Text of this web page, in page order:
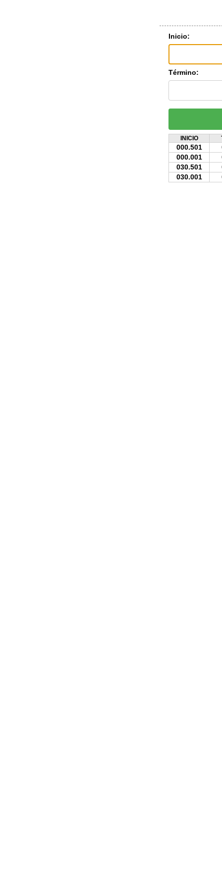
Inicio:
Término:
INICIO
000.501
000.001
030.501
030.001